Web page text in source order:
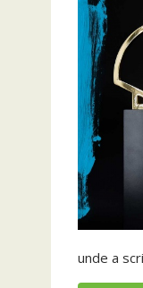
unde a